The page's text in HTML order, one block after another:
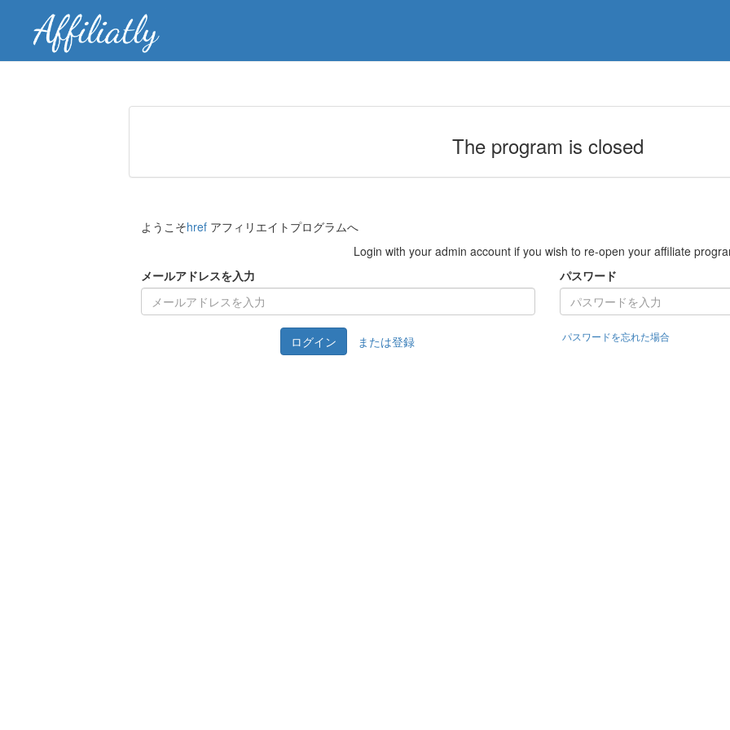
The program is closed
ようこそhref アフィリエイトプログラムへ
Login with your admin account if you wish to re-open your affiliate
メールアドレスを入力
パスワード
ログイン または登録 パスワードを忘れた場合